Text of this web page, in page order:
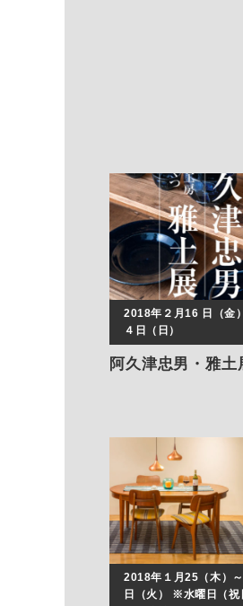
2018年２月16 日（金
４日（日）
阿久津忠男・雅土
2018年１月25（木）
日（火） ※水曜日（祝